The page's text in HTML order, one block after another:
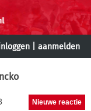
aanmelden